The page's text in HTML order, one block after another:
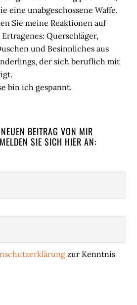
eine unabgeschossene Waffe.
Sie meine Reaktionen auf
Ertragenes: Querschläger,
und Besinnliches aus
der sich beruflich mit
bin ich gespannt.
BEITRAG VON MIR
SIE SICH HIER AN:
zur Kenntnis